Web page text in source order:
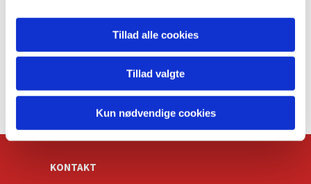
Tillad alle cookies
Tillad valgte
Kun nødvendige cookies
KONTAKT